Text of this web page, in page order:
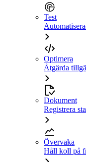
Test
Optimera
Åtgärda
Dokument
Registrera
Övervaka
Håll koll på